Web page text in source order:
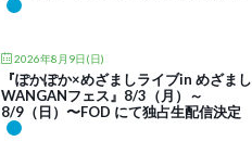
2026年8月9日(日)
『ぽかぽか×めざましライブin めざまし
WANGANフェス』8/3（月）～
8/9（日）〜FOD にて独占生配信決定